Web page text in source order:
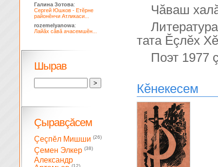
Чăваш
тата Ĕçлĕх
Поэт 1977
Кĕнекесем
Галина Зотова:
Сергей Юшков - Етĕрне
районĕнчи Атликаси...
rozemelyanowa:
Лайăх сăвă ачасемшĕн...
Шырав
Çыравçăсем
Çеçпĕл Мишши (26)
Çемен Элкер (38)
Александр
(12)